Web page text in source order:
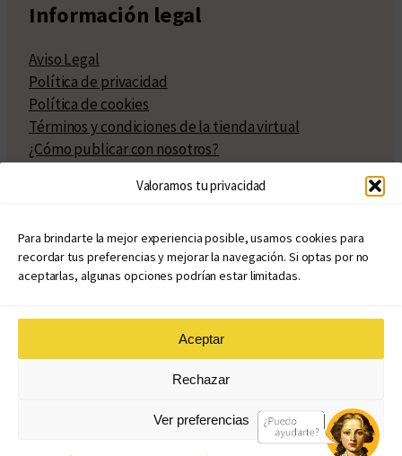
Valoramos tu privacidad
Para brindarte la mejor experiencia posible, usamos cookies para
recordar tus preferencias y mejorar la navegación. Si optas por no
aceptarlas, algunas opciones podrían estar limitadas.
Aceptar
Rechazar
Ver preferencias
Información legal
Aviso Legal
Política de privacidad
Política de cookies
Términos y condiciones de la tienda virtual
¿Cómo publicar con nosotros?
Políticas de publicación
Políticas de coedición
Atribuciones